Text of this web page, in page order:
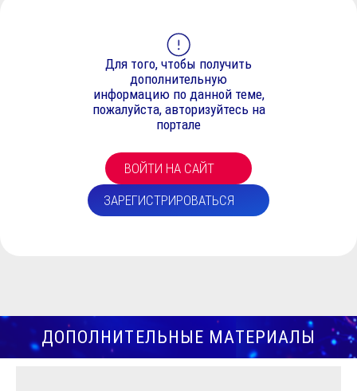
Для того, чтобы получить
дополнительную
информацию по данной теме,
пожалуйста, авторизуйтесь на
портале
ВОЙТИ НА САЙТ
ЗАРЕГИСТРИРОВАТЬСЯ
ДОПОЛНИТЕЛЬНЫЕ МАТЕРИАЛЫ